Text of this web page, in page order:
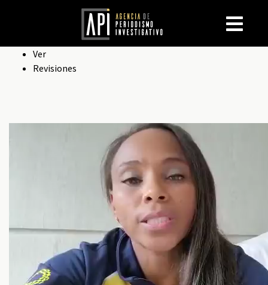
Solapas
Ver
Revisiones